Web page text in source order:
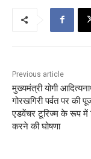
Previous article
मुख्यमंत्री योगी
गोरखगिरी पर्वत पर की
एडवेंचर टूरिज्म के रूप में
करने की घोषणा